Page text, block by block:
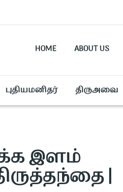
HOME ABOUT US
புதியமனிதர் திருஅவை
இளம்
|